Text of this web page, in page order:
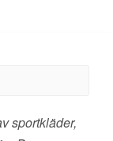
sportkläder,